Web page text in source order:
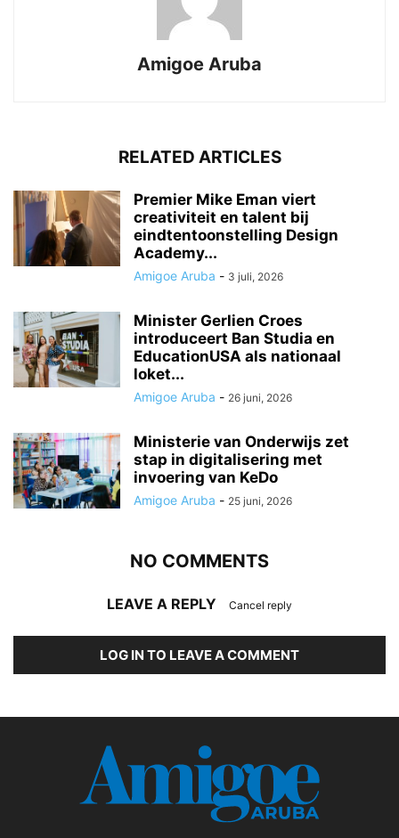
Amigoe Aruba
RELATED ARTICLES
Premier Mike Eman viert
creativiteit en talent bij
eindtentoonstelling Design
Academy...
Amigoe Aruba - 3 juli, 2026
Minister Gerlien Croes
introduceert Ban Studia en
EducationUSA als nationaal
loket...
Amigoe Aruba - 26 juni, 2026
Ministerie van Onderwijs zet
stap in digitalisering met
invoering van KeDo
Amigoe Aruba - 25 juni, 2026
NO COMMENTS
LEAVE A REPLY Cancel reply
LOG IN TO LEAVE A COMMENT